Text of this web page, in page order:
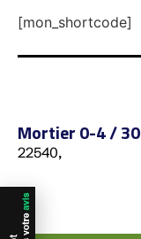
[mon_shortcode]
Mortier 0-4 /
22540,